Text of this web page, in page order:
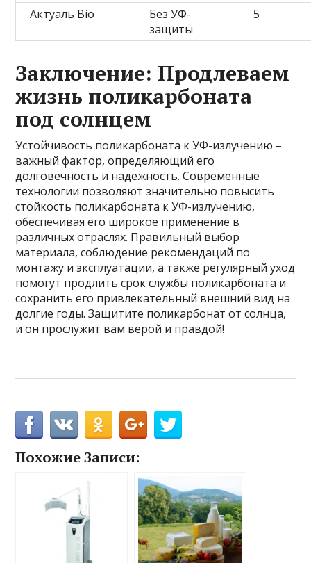
Актуаль Bio
Без УФ-
защиты
5
Заключение: Продлеваем
жизнь поликарбоната
под солнцем
Устойчивость поликарбоната к УФ-излучению –
важный фактор, определяющий его
долговечность и надежность. Современные
технологии позволяют значительно повысить
стойкость поликарбоната к УФ-излучению,
обеспечивая его широкое применение в
различных отраслях. Правильный выбор
материала, соблюдение рекомендаций по
монтажу и эксплуатации, а также регулярный уход
помогут продлить срок службы поликарбоната и
сохранить его привлекательный внешний вид на
долгие годы. Защитите поликарбонат от солнца,
и он прослужит вам верой и правдой!
Похожие Записи: